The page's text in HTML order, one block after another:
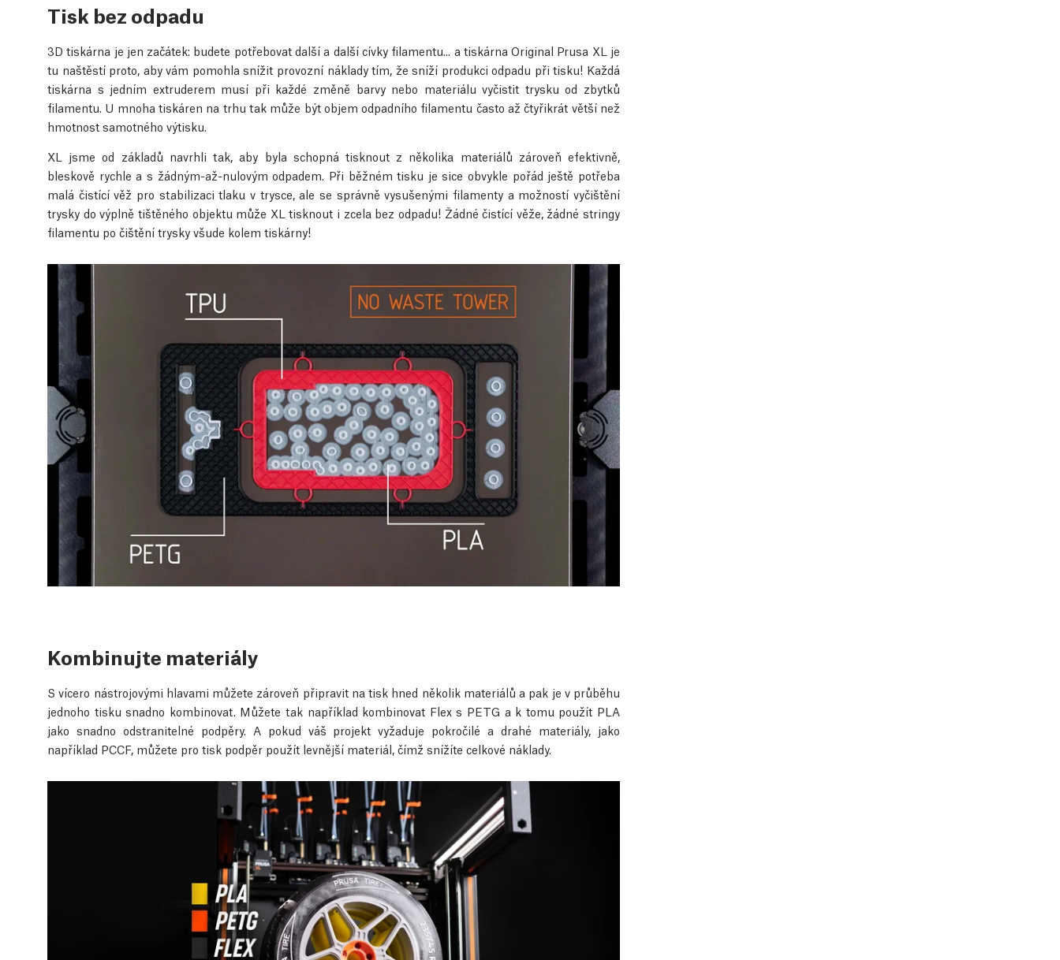
Tisk bez odpadu
3D tiskárna je jen začátek: budete potřebovat další a další cívky filamentu... a tiskárna Original Prusa XL je
tu naštěstí proto, aby vám pomohla snížit provozní náklady tím, že sníží produkci odpadu při tisku! Každá
tiskárna s jedním extruderem musí při každé změně barvy nebo materiálu vyčistit trysku od zbytků
filamentu. U mnoha tiskáren na trhu tak může být objem odpadního filamentu často až čtyřikrát větší než
hmotnost samotného výtisku.
XL jsme od základů navrhli tak, aby byla schopná tisknout z několika materiálů zároveň efektivně,
bleskově rychle a s žádným-až-nulovým odpadem. Při běžném tisku je sice obvykle pořád ještě potřeba
malá čistící věž pro stabilizaci tlaku v trysce, ale se správně vysušenými filamenty a možností vyčištění
trysky do výplně tištěného objektu může XL tisknout i zcela bez odpadu! Žádné čistící věže, žádné stringy
filamentu po čištění trysky všude kolem tiskárny!
Kombinujte materiály
S vícero nástrojovými hlavami můžete zároveň připravit na tisk hned několik materiálů a pak je v průběhu
jednoho tisku snadno kombinovat. Můžete tak například kombinovat Flex s PETG a k tomu použít PLA
jako snadno odstranitelné podpěry. A pokud váš projekt vyžaduje pokročilé a drahé materiály, jako
například PCCF, můžete pro tisk podpěr použít levnější materiál, čímž snížíte celkové náklady.